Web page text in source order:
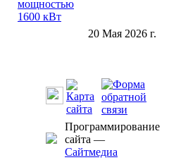
20 Мая 2026 г.
Программирование
сайта —
Сайтмедиа